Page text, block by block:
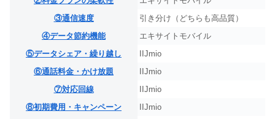
③通信速度
引き分け（どちらも高品質）
④データ節約機能
エキサイトモバイル
⑤データシェア・繰り越し
IIJmio
⑥通話料金・かけ放題
IIJmio
⑦対応回線
IIJmio
⑧初期費用・キャンペーン
IIJmio